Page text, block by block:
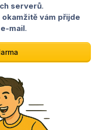
serverů.
okamžitě vám přijde
mail.